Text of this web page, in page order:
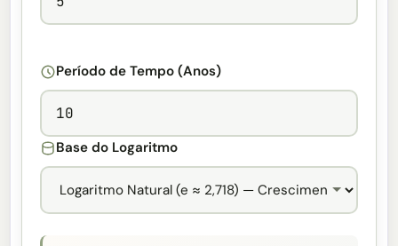
Período de Tempo (Anos)
Base do Logaritmo